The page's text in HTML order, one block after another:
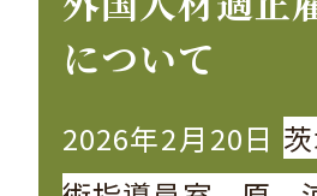
について
2026年2月20日